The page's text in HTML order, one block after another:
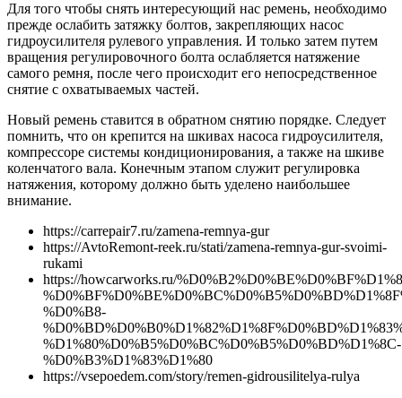
Для того чтобы снять интересующий нас ремень, необходимо
прежде ослабить затяжку болтов, закрепляющих насос
гидроусилителя рулевого управления. И только затем путем
вращения регулировочного болта ослабляется натяжение
самого ремня, после чего происходит его непосредственное
снятие с охватываемых частей.
Новый ремень ставится в обратном снятию порядке. Следует
помнить, что он крепится на шкивах насоса гидроусилителя,
компрессоре системы кондиционирования, а также на шкиве
коленчатого вала. Конечным этапом служит регулировка
натяжения, которому должно быть уделено наибольшее
внимание.
https://carrepair7.ru/zamena-remnya-gur
https://AvtoRemont-reek.ru/stati/zamena-remnya-gur-svoimi-
rukami
https://howcarworks.ru/
%D0%B8-
%D1%80%D0%B5%D0%BC%D0%B5%D0%BD%D1%8C-
%D0%B3%D1%83%D1%80
https://vsepoedem.com/story/remen-gidrousilitelya-rulya